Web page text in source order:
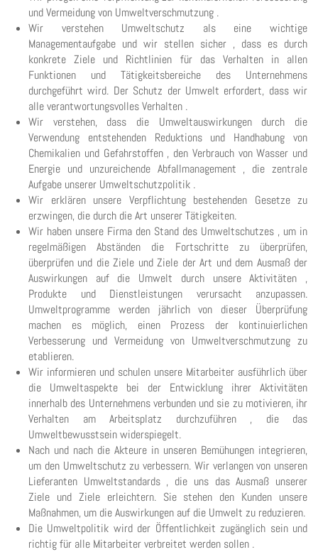
und Vermeidung von Umweltverschmutzung .
Wir verstehen Umweltschutz als eine wichtige
Managementaufgabe und wir stellen sicher , dass es durch
konkrete Ziele und Richtlinien für das Verhalten in allen
Funktionen und Tätigkeitsbereiche des Unternehmens
durchgeführt wird. Der Schutz der Umwelt erfordert, dass wir
alle verantwortungsvolles Verhalten .
Wir verstehen, dass die Umweltauswirkungen durch die
Verwendung entstehenden Reduktions und Handhabung von
Chemikalien und Gefahrstoffen , den Verbrauch von Wasser und
Energie und unzureichende Abfallmanagement , die zentrale
Aufgabe unserer Umweltschutzpolitik .
Wir erklären unsere Verpflichtung bestehenden Gesetze zu
erzwingen, die durch die Art unserer Tätigkeiten.
Wir haben unsere Firma den Stand des Umweltschutzes , um in
regelmäßigen Abständen die Fortschritte zu überprüfen,
überprüfen und die Ziele und Ziele der Art und dem Ausmaß der
Auswirkungen auf die Umwelt durch unsere Aktivitäten ,
Produkte und Dienstleistungen verursacht anzupassen.
Umweltprogramme werden jährlich von dieser Überprüfung
machen es möglich, einen Prozess der kontinuierlichen
Verbesserung und Vermeidung von Umweltverschmutzung zu
etablieren.
Wir informieren und schulen unsere Mitarbeiter ausführlich über
die Umweltaspekte bei der Entwicklung ihrer Aktivitäten
innerhalb des Unternehmens verbunden und sie zu motivieren, ihr
Verhalten am Arbeitsplatz durchzuführen , die das
Umweltbewusstsein widerspiegelt.
Nach und nach die Akteure in unseren Bemühungen integrieren,
um den Umweltschutz zu verbessern. Wir verlangen von unseren
Lieferanten Umweltstandards , die uns das Ausmaß unserer
Ziele und Ziele erleichtern. Sie stehen den Kunden unsere
Maßnahmen, um die Auswirkungen auf die Umwelt zu reduzieren.
Die Umweltpolitik wird der Öffentlichkeit zugänglich sein und
richtig für alle Mitarbeiter verbreitet werden sollen .